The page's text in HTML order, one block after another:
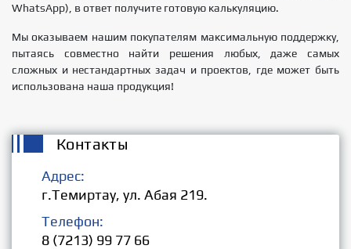
WhatsАpр), в ответ получите готовую калькуляцию.
Мы оказываем нашим покупателям максимальную поддержку,
пытаясь совместно найти решения любых, даже самых
сложных и нестандартных задач и проектов, где может быть
использована наша продукция!
Контакты
Адрес:
г.Темиртау, ул. Абая 219.
Телефон:
8 (7213) 99 77 66